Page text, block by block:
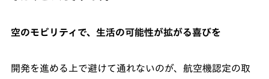
空のモビリティで、生活の可能性が拡がる喜びを
開発を進める上で避けて通れないのが、航空機認定の取